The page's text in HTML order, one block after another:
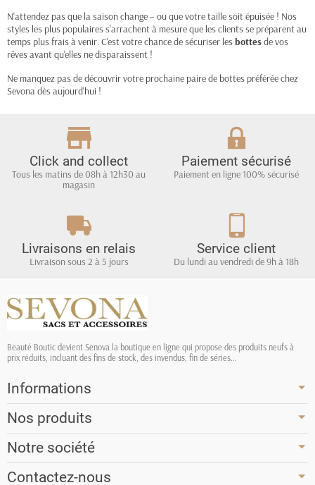
N'attendez pas que la saison change – ou que votre taille soit épuisée ! Nos
styles les plus populaires s'arrachent à mesure que les clients se préparent au
temps plus frais à venir. C'est votre chance de sécuriser lesbottesde vos
rêves avant qu'elles ne disparaissent !
Ne manquez pas de découvrir votre prochaine paire de bottes préférée chez
Sevona dès aujourd'hui !
Click and collect
Tous les matins de 08h à 12h30 au
magasin
Paiement sécurisé
Paiement en ligne 100% sécurisé
Livraisons en relais
Livraison sous 2 à 5 jours
Service client
Du lundi au vendredi de 9h à 18h
Beauté Boutic devient Senova la boutique en ligne qui propose des produits neufs à
prix réduits, incluant des fins de stock, des invendus, fin de séries...
Informations
Nos produits
Notre société
Contactez-nous